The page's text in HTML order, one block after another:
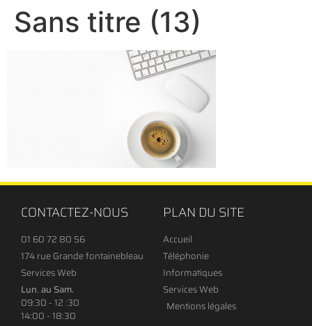
Sans titre (13)
CONTACTEZ-NOUS
01 60 72 80 56
174 rue Grande fontainebleau
Services Web
Lun. au Sam.
09:30 - 12 :30
14:00 - 18:30
PLAN DU SITE
Accueil
Téléphonie
Informatiques
Services Web
Mentions légales